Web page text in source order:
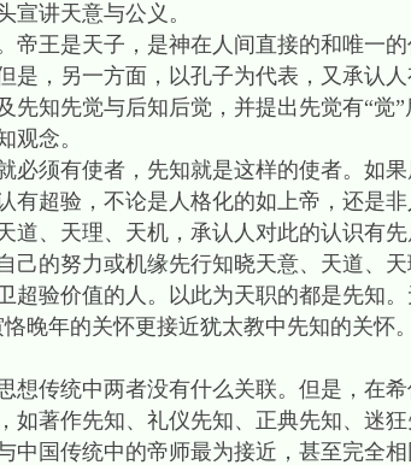
讲天意与公义。
帝王是天子，是神在人间直接的和唯一
是，另一方面，以孔子为代表，又承认
知先觉与后知后觉，并提出先觉有“觉
观念。
须有使者，先知就是这样的使者。如果
有超验，不论是人格化的如上帝，还是
道、天理、天机，承认人对此的认识有
己的努力或机缘先行知晓天意、天道、
超验价值的人。以此为天职的都是先知
晚年的关怀更接近犹太教中先知的关怀
想传统中两者没有什么关联。但是，在
如著作先知、礼仪先知、正典先知、迷
中国传统中的帝师最为接近，甚至完全